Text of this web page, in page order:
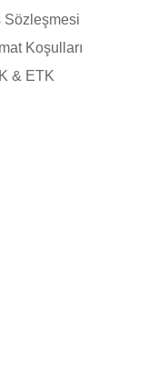
Sözleşmesi
Koşulları
& ETK